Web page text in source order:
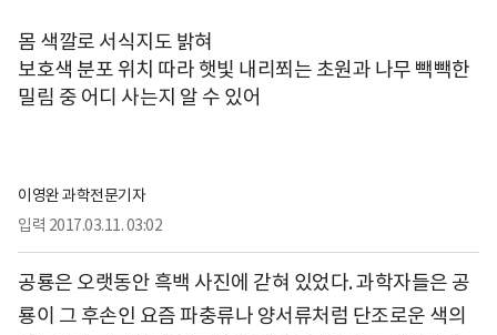
몸 색깔로 서식지도 밝혀
보호색 분포 위치 따라 햇빛 내리쬐는 초원과 나무 빽빽한
밀림 중 어디 사는지 알 수 있어
이영완 과학전문기자
입력 2017.03.11. 03:02
공룡은 오랫동안 흑백 사진에 갇혀 있었다. 과학자들은 공
룡이 그 후손인 요즘 파충류나 양서류처럼 단조로운 색의